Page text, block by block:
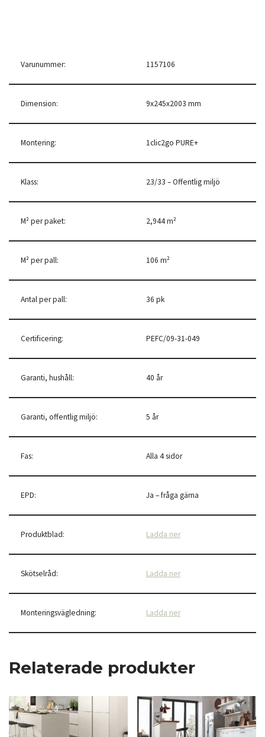
Varunummer: 1157106
Dimension: 9x245x2003 mm
Montering: 1clic2go PURE+
Klass: 23/33 – Offentlig miljö
M² per paket: 2,944 m²
M² per pall: 106 m²
Antal per pall: 36 pk
Certificering: PEFC/09-31-049
Garanti, hushåll: 40 år
Garanti, offentlig miljö: 5 år
Fas: Alla 4 sidor
EPD: Ja – fråga gärna
Produktblad: Ladda ner
Skötselråd: Ladda ner
Monteringsvägledning: Ladda ner
Relaterade produkter